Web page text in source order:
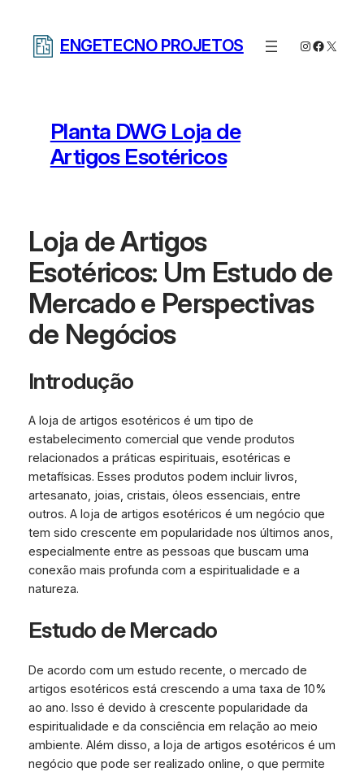
ENGETECNO PROJETOS Instagram
X
Planta DWG Loja de
Artigos Esotéricos
Loja de Artigos
Esotéricos: Um Estudo de
Mercado e Perspectivas
de Negócios
Introdução
A loja de artigos esotéricos é um tipo de
estabelecimento comercial que vende produtos
relacionados a práticas espirituais, esotéricas e
metafísicas. Esses produtos podem incluir livros,
artesanato, joias, cristais, óleos essenciais, entre
outros. A loja de artigos esotéricos é um negócio que
tem sido crescente em popularidade nos últimos anos,
especialmente entre as pessoas que buscam uma
conexão mais profunda com a espiritualidade e a
natureza.
Estudo de Mercado
De acordo com um estudo recente, o mercado de
artigos esotéricos está crescendo a uma taxa de 10%
ao ano. Isso é devido à crescente popularidade da
espiritualidade e da consciência em relação ao meio
ambiente. Além disso, a loja de artigos esotéricos é um
negócio que pode ser realizado online, o que permite